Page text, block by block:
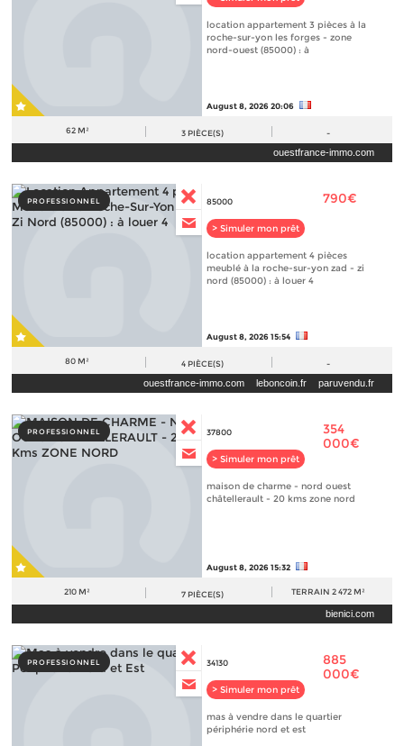
location appartement 3 pièces à la
roche-sur-yon les forges - zone
nord-ouest (85000) : à
August 8, 2026 20:06
62 M² 3 PIÈCE(S) -
ouestfrance-immo.com
PROFESSIONNEL 85000
> Simuler mon prêt
790€
location appartement 4 pièces
meublé à la roche-sur-yon zad - zi
nord (85000) : à louer 4
August 8, 2026 15:54
80 M² 4 PIÈCE(S) -
ouestfrance-immo.com leboncoin.fr paruvendu.fr
PROFESSIONNEL 37800
> Simuler mon prêt
354
000€
maison de charme - nord ouest
châtellerault - 20 kms zone nord
August 8, 2026 15:32
210 M² 7 PIÈCE(S) TERRAIN 2 472 M²
bienici.com
PROFESSIONNEL 34130
> Simuler mon prêt
885
000€
mas à vendre dans le quartier
périphérie nord et est